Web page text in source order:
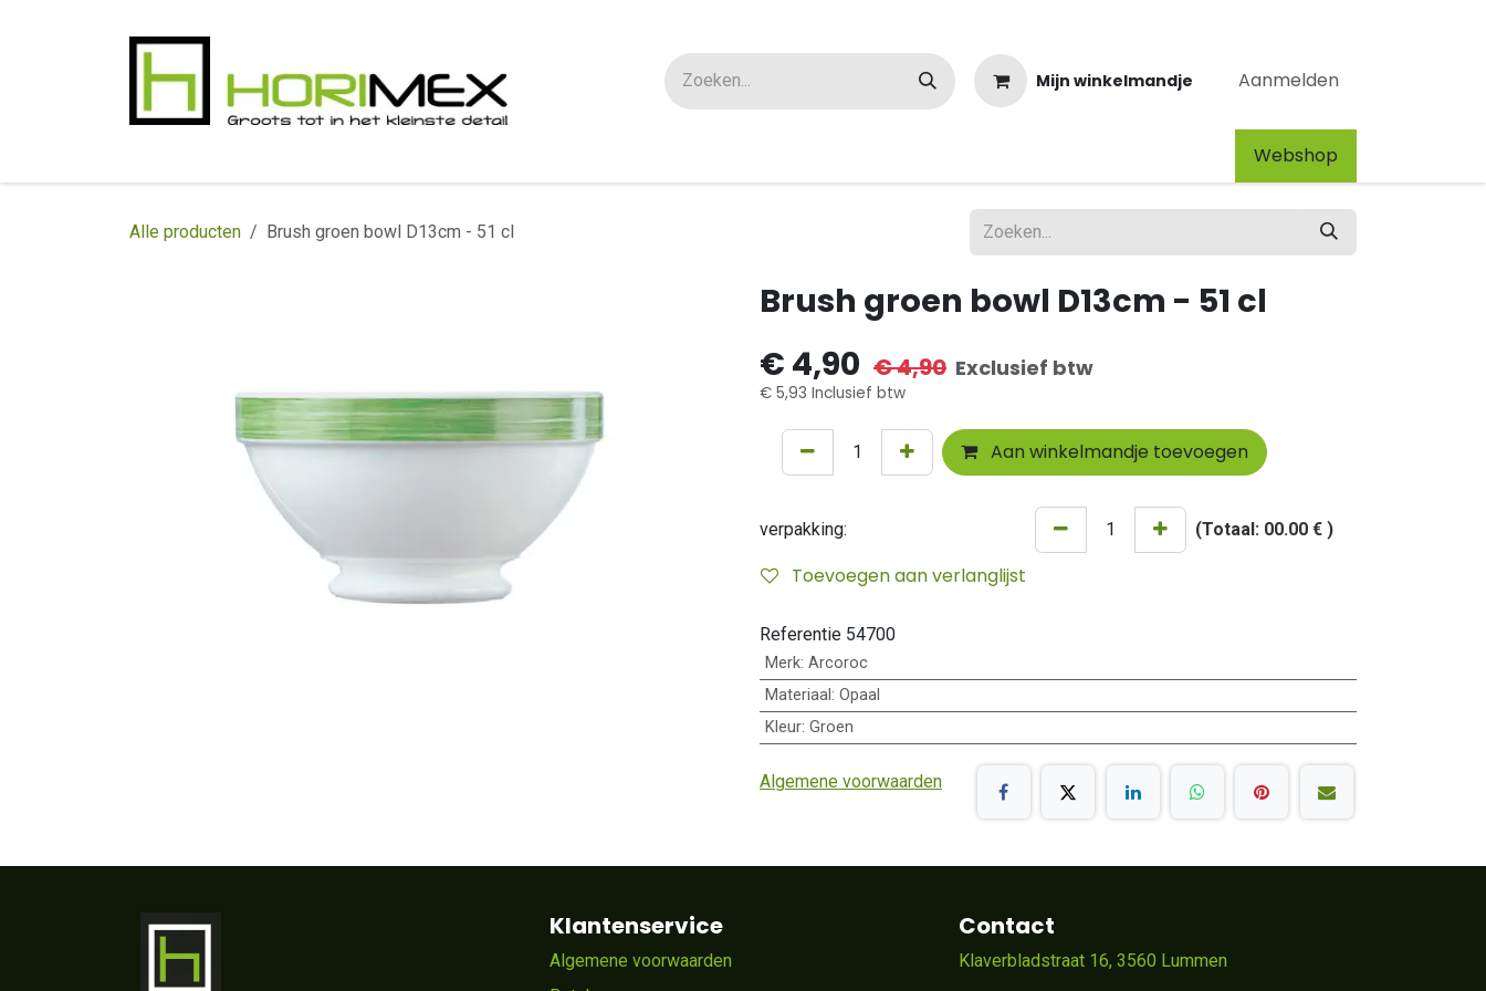
Mijn winkelmandje Aanmelden
Webshop​
Alle producten Brush groen bowl D13cm - 51 cl
Brush groen bowl D13cm - 51 cl
€ 4,90 €4,90 Exclusief btw
€ 5,93 Inclusief btw
Aan winkelmandje toevoegen
verpakking: (Totaal: 00.00 € )
Toevoegen aan verlanglijst
Referentie 54700
Merk: Arcoroc
Materiaal : Opaal
Kleur: Groen
Algemene voorwaarden
Klantenservice
Algemene voorwaarden
Contact
Klaverbladstraat 16, 3560 Lummen